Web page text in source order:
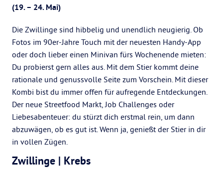
(19. – 24. Mai)
Die Zwillinge sind hibbelig und unendlich neugierig. Ob
Fotos im 90er-Jahre Touch mit der neuesten Handy-App
oder doch lieber einen Minivan fürs Wochenende mieten:
Du probierst gern alles aus. Mit dem Stier kommt deine
rationale und genussvolle Seite zum Vorschein. Mit dieser
Kombi bist du immer offen für aufregende Entdeckungen.
Der neue Streetfood Markt, Job Challenges oder
Liebesabenteuer: du stürzt dich erstmal rein, um dann
abzuwägen, ob es gut ist. Wenn ja, genießt der Stier in dir
in vollen Zügen.
Zwillinge | Krebs